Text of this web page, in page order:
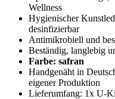
Wellness
Hygienischer
desinfizierbar
Antimikrobiell und
Beständig, langlebig
Farbe: safran
Handgenäht in
eigener Produktion
Lieferumfang: 1x U-